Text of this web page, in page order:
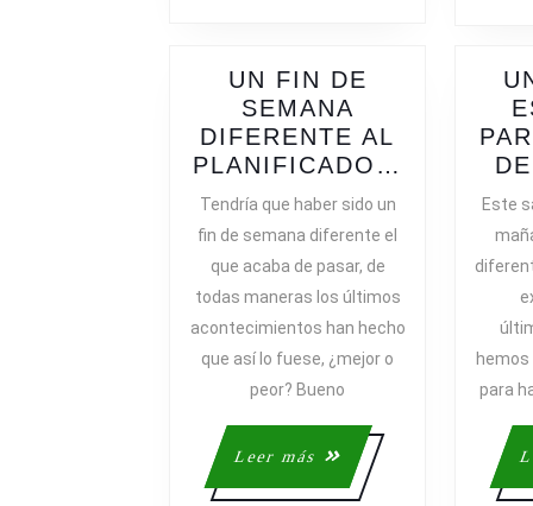
UN FIN DE
SEMANA
DIFERENTE AL
PLANIFICADO…
SEMANA
Tendría que haber sido un
fin de semana diferente el
que acaba de pasar, de
todas maneras los últimos
acontecimientos han hecho
que así lo fuese, ¿mejor o
peor? Bueno
Leer más
Leer
más
Este
hemos
para